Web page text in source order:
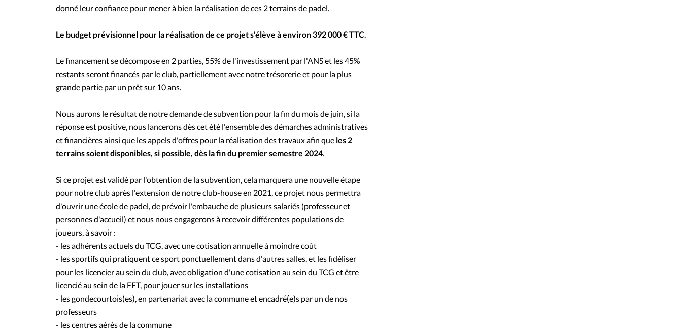
donné leur confiance pour mener à bien la réalisation de ces 2 terrains de padel.
Le budget prévisionnel pour la réalisation de ce projet s'élève à environ 392 000 € TTC.
Le financement se décompose en 2 parties, 55% de l'investissement par l'ANS et les 45%
restants seront financés par le club, partiellement avec notre trésorerie et pour la plus
grande partie par un prêt sur 10 ans.
Nous aurons le résultat de notre demande de subvention pour la fin du mois de juin, si la
réponse est positive, nous lancerons dès cet été l'ensemble des démarches administratives
et financières ainsi que les appels d'offres pour la réalisation des travaux afin que les 2
terrains soient disponibles, si possible, dès la fin du premier semestre 2024.
Si ce projet est validé par l'obtention de la subvention, cela marquera une nouvelle étape
pour notre club après l'extension de notre club-house en 2021, ce projet nous permettra
d'ouvrir une école de padel, de prévoir l'embauche de plusieurs salariés (professeur et
personnes d'accueil) et nous nous engagerons à recevoir différentes populations de
joueurs, à savoir :
- les adhérents actuels du TCG, avec une cotisation annuelle à moindre coût
- les sportifs qui pratiquent ce sport ponctuellement dans d'autres salles, et les fidéliser
pour les licencier au sein du club, avec obligation d'une cotisation au sein du TCG et être
licencié au sein de la FFT, pour jouer sur les installations
- les gondecourtois(es), en partenariat avec la commune et encadré(e)s par un de nos
professeurs
- les centres aérés de la commune